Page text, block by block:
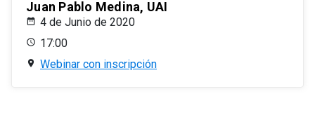
Juan Pablo Medina, UAI
4 de Junio de 2020
17:00
Webinar con inscripción